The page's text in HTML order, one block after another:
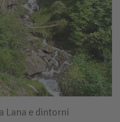
Lana e dintorni